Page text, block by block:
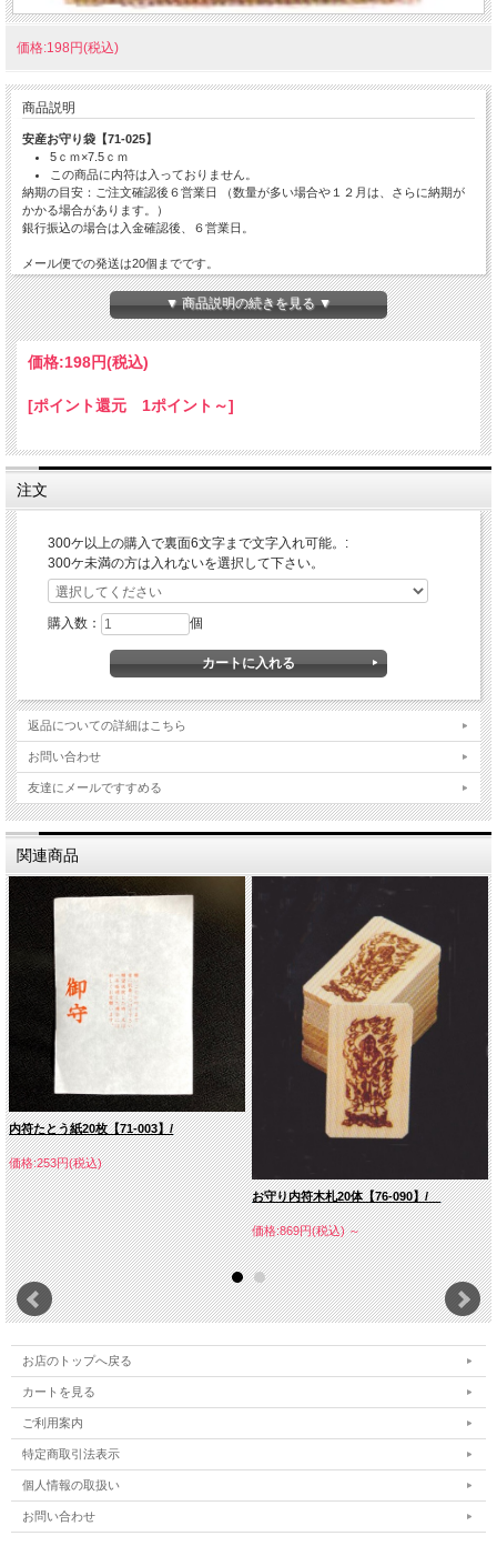
価格:198円(税込)
商品説明
安産お守り袋【71-025】
5ｃｍ×7.5ｃｍ
この商品に内符は入っておりません。
納期の目安：ご注文確認後６営業日 （数量が多い場合や１２月は、さらに納期が
かかる場合があります。）
銀行振込の場合は入金確認後、６営業日。
メール便での発送は20個までです。
お寺名や神社名の文字希望の方は300個以上から可能です。オプションを選択の上
メールinfo@hoko-butugu.comにて文字をご連絡ください。名入れの場合、発送ま
で4週間ほど要します。
▼ 商品説明の続きを見る ▼
価格:198円(税込)
[ポイント還元 1ポイント～]
注文
300ケ以上の購入で裏面6文字まで文字入れ可能。:
300ケ未満の方は入れないを選択して下さい。
購入数： 個
返品についての詳細はこちら
お問い合わせ
友達にメールですすめる
関連商品
内符たとう紙20枚【71-003】/
価格:253円(税込)
お守り内符木札20体【76-090】/
価格:869円(税込)～
お店のトップへ戻る
カートを見る
ご利用案内
特定商取引法表示
個人情報の取扱い
お問い合わせ